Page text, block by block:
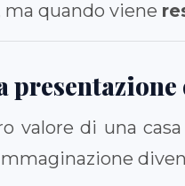
quando viene
valore di una